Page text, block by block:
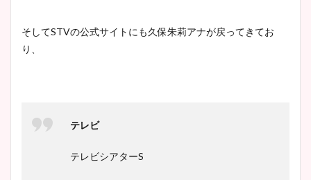
そしてSTVの公式サイトにも久保朱莉アナが戻ってきてお
り、
テレビ
テレビシアターS